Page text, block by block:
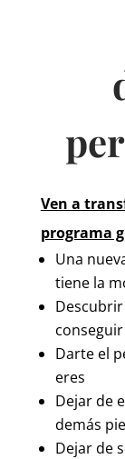
Ven a
programa
Una
tiene la
Darte el
eres
Dejar de
demás
Dejar de